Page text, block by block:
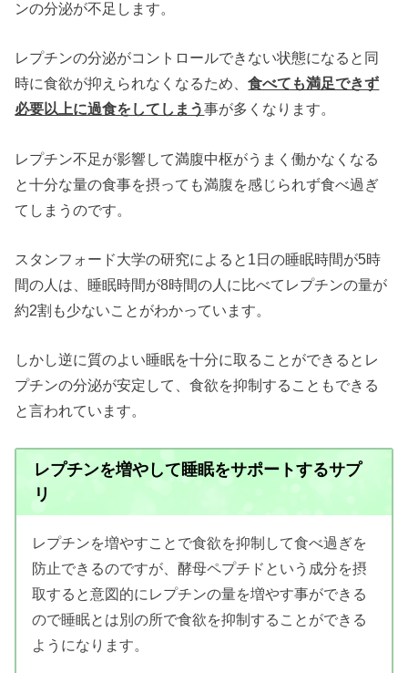
ンの分泌が不足します。
レプチンの分泌がコントロールできない状態になると同
時に食欲が抑えられなくなるため、食べても満足できず
必要以上に過食をしてしまう事が多くなります。
レプチン不足が影響して満腹中枢がうまく働かなくなる
と十分な量の食事を摂っても満腹を感じられず食べ過ぎ
てしまうのです。
スタンフォード大学の研究によると1日の睡眠時間が5時
間の人は、睡眠時間が8時間の人に比べてレプチンの量が
約2割も少ないことがわかっています。
しかし逆に質のよい睡眠を十分に取ることができるとレ
プチンの分泌が安定して、食欲を抑制することもできる
と言われています。
レプチンを増やして睡眠をサポートするサプ
リ
レプチンを増やすことで食欲を抑制して食べ過ぎを
防止できるのですが、酵母ペプチドという成分を摂
取すると意図的にレプチンの量を増やす事ができる
ので睡眠とは別の所で食欲を抑制することができる
ようになります。